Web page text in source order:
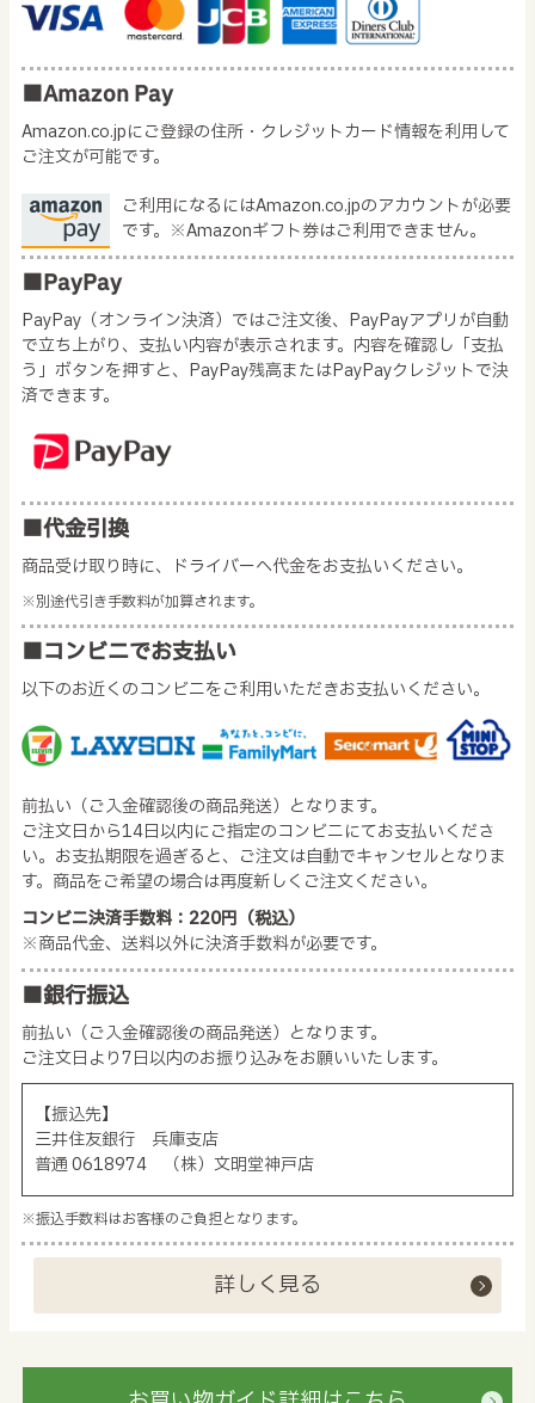
■Amazon Pay
Amazon.co.jpにご登録の住所・クレジットカード情報を利用して
ご注文が可能です。
ご利用になるにはAmazon.co.jpのアカウントが必要
です。※Amazonギフト券はご利用できません。
■PayPay
PayPay（オンライン決済）ではご注文後、PayPayアプリが自動
で立ち上がり、支払い内容が表示されます。内容を確認し「支払
う」ボタンを押すと、PayPay残高またはPayPayクレジットで決
済できます。
■代金引換
商品受け取り時に、ドライバーへ代金をお支払いください。
※別途代引き手数料が加算されます。
■コンビニでお支払い
以下のお近くのコンビニをご利用いただきお支払いください。
前払い（ご入金確認後の商品発送）となります。
ご注文日から14日以内にご指定のコンビニにてお支払いくださ
い。お支払期限を過ぎると、ご注文は自動でキャンセルとなりま
す。商品をご希望の場合は再度新しくご注文ください。
コンビニ決済手数料：220円（税込）
※商品代金、送料以外に決済手数料が必要です。
■銀行振込
前払い（ご入金確認後の商品発送）となります。
ご注文日より7日以内のお振り込みをお願いいたします。
【振込先】
三井住友銀行 兵庫支店
普通 0618974 （株）文明堂神戸店
※振込手数料はお客様のご負担となります。
詳しく見る